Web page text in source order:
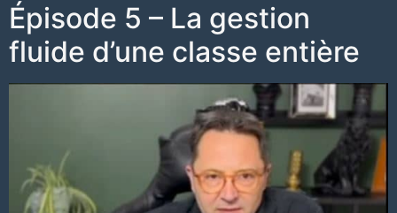
Épisode 5 – La gestion
fluide d’une classe entière